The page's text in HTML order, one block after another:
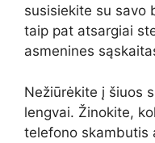
susisiekite su savo
taip pat atsargiai
asmenines
Nežiūrėkite į šiuos
lengvai. Žinokite,
telefono skambutis